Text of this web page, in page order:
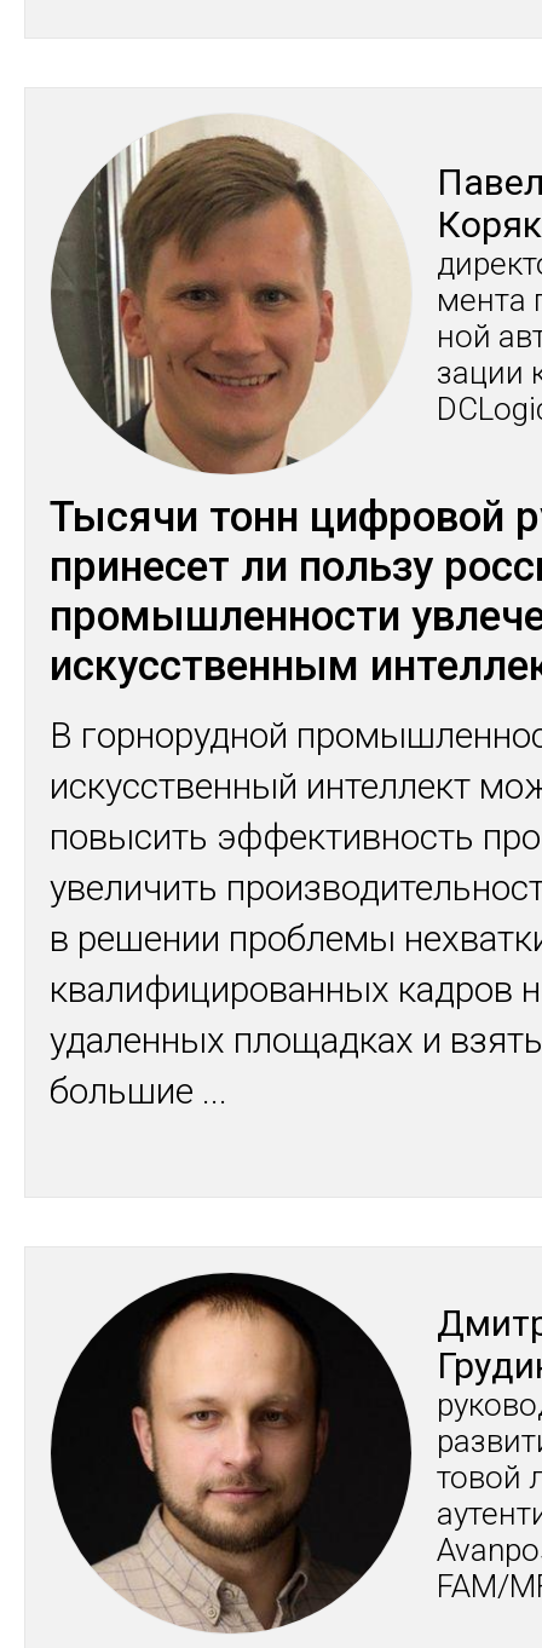
ной
зации
Тысячи тонн цифровой
принесет ли пользу
промышленности
искусственным
В горнорудной
искусственный интеллект
повысить эффективность
увеличить
в решении проблемы
квалифицированных кадров
удаленных площадках и
большие ...
то­вой
FAM/